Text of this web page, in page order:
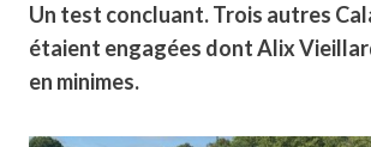
Un test concluant. Trois autres
étaient engagées dont Alix
en minimes.